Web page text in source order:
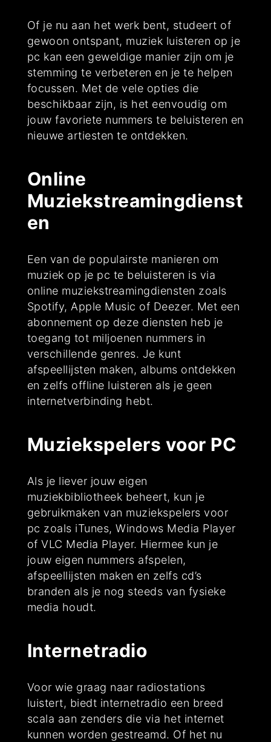
Of je nu aan het werk bent, studeert of
gewoon ontspant, muziek luisteren op je
pc kan een geweldige manier zijn om je
stemming te verbeteren en je te helpen
focussen. Met de vele opties die
beschikbaar zijn, is het eenvoudig om
jouw favoriete nummers te beluisteren en
nieuwe artiesten te ontdekken.
Online
Muziekstreamingdienst
en
Een van de populairste manieren om
muziek op je pc te beluisteren is via
online muziekstreamingdiensten zoals
Spotify, Apple Music of Deezer. Met een
abonnement op deze diensten heb je
toegang tot miljoenen nummers in
verschillende genres. Je kunt
afspeellijsten maken, albums ontdekken
en zelfs offline luisteren als je geen
internetverbinding hebt.
Muziekspelers voor PC
Als je liever jouw eigen
muziekbibliotheek beheert, kun je
gebruikmaken van muziekspelers voor
pc zoals iTunes, Windows Media Player
of VLC Media Player. Hiermee kun je
jouw eigen nummers afspelen,
afspeellijsten maken en zelfs cd’s
branden als je nog steeds van fysieke
media houdt.
Internetradio
Voor wie graag naar radiostations
luistert, biedt internetradio een breed
scala aan zenders die via het internet
kunnen worden gestreamd. Of het nu